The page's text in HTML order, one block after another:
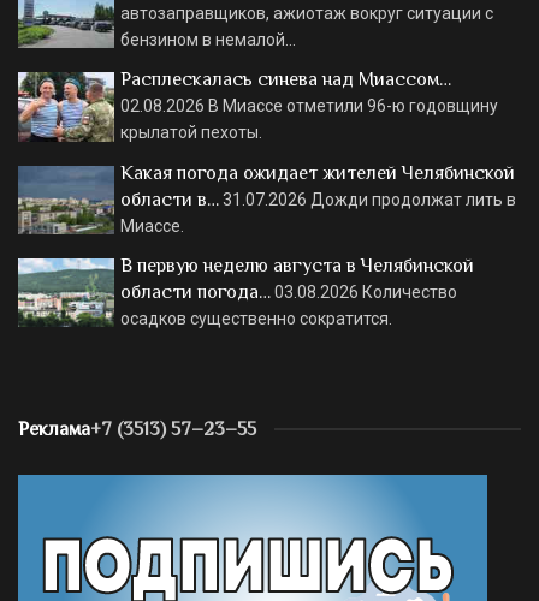
автозаправщиков, ажиотаж вокруг ситуации с
бензином в немалой…
Расплескалась синева над Миассом…
02.08.2026 В Миассе отметили 96-ю годовщину
крылатой пехоты.
Какая погода ожидает жителей Челябинской
области в…31.07.2026 Дожди продолжат лить в
Миассе.
В первую неделю августа в Челябинской
области погода…03.08.2026 Количество
осадков существенно сократится.
Реклама+7 (3513) 57–23–55